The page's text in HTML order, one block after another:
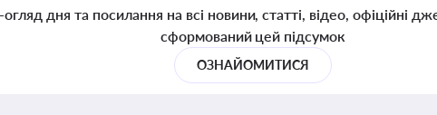
дня та посилання на всі новини, статті, відео, офіційні
сформований цей підсумок
ОЗНАЙОМИТИСЯ